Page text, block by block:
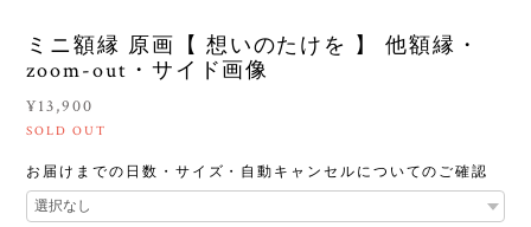
ミニ額縁 原画【 想いのたけを 】 他額縁・
zoom-out・サイド画像
¥13,900
SOLD OUT
お届けまでの日数・サイズ・自動キャンセルについてのご確認